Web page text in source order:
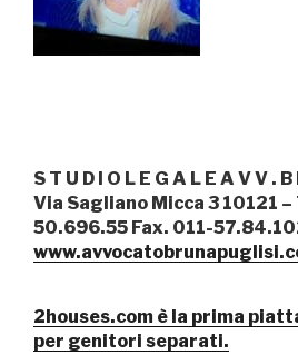
S T U D I O L E G A L E A V V . B
Via Sagliano Micca 3 10121 –
50.696.55 Fax. 011-
2houses.com è la prima
per genitori separati.